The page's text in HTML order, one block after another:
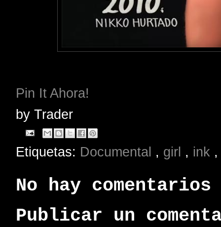
Pin It Ahora!
by Trader
Etiquetas: Documental , girl , ink
No hay
Publicar un